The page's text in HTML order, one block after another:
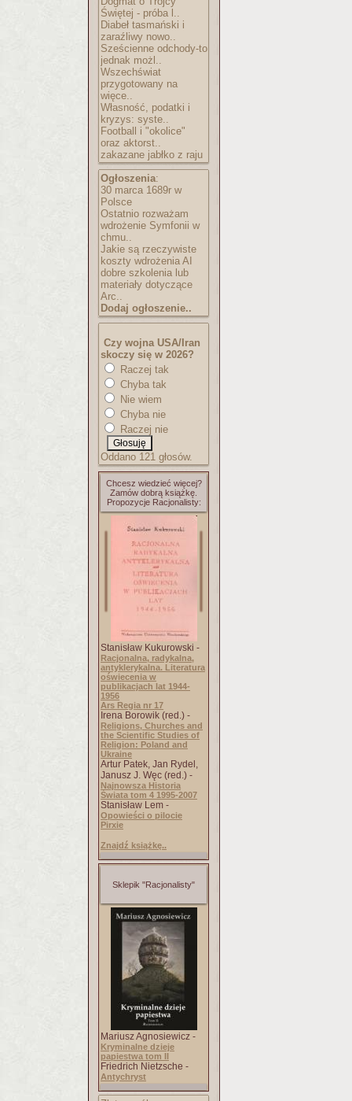
Świętej - próba l..
Diabeł tasmański i
zaraźliwy nowo..
Sześcienne odchody-to
jednak możl..
Wszechświat
przygotowany na
więce..
Własność, podatki i
kryzys: syste..
Football i "okolice"
oraz aktorst..
zakazane jabłko z raju
Ogłoszenia:
30 marca 1689r w
Polsce
Ostatnio rozważam
wdrożenie Symfonii w
chmu..
Jakie są rzeczywiste
koszty wdrożenia AI
dobre szkolenia lub
materiały dotyczące
Arc..
Dodaj ogłoszenie..
Czy wojna USA/Iran
skoczy się w 2026?
Raczej tak
Chyba tak
Nie wiem
Chyba nie
Raczej nie
Oddano 121 głosów.
Chcesz wiedzieć więcej?
Zamów dobrą książkę.
Propozycje Racjonalisty:
Stanisław Kukurowski -
Racjonalna, radykalna,
antyklerykalna. Literatura
oświecenia w
publikacjach lat 1944-
1956
Ars Regia nr 17
Irena Borowik (red.) -
Religions, Churches and
the Scientific Studies of
Religion: Poland and
Ukraine
Artur Patek, Jan Rydel,
Janusz J. Węc (red.) -
Najnowsza Historia
Świata tom 4 1995-2007
Stanisław Lem -
Opowieści o pilocie
Pirxie
Znajdź książkę..
Sklepik "Racjonalisty"
Mariusz Agnosiewicz -
Kryminalne dzieje
papiestwa tom II
Friedrich Nietzsche -
Antychryst